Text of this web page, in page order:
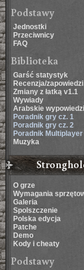
Podstawy
Jednostki
Przeciwnicy
FAQ
Biblioteka
Garść statystyk
Recenzja/zapowiedzi
Zmiany z łatką v1.1
Wywiady
Arabskie wypowiedzi
Poradnik gry cz. 1
Poradnik gry cz. 2
Poradnik Multiplayer
Muzyka
O grze
Wymagania
Galeria
Spolszczenie
Polska edycja
Patche
Demo
Kody i cheaty
Podstawy